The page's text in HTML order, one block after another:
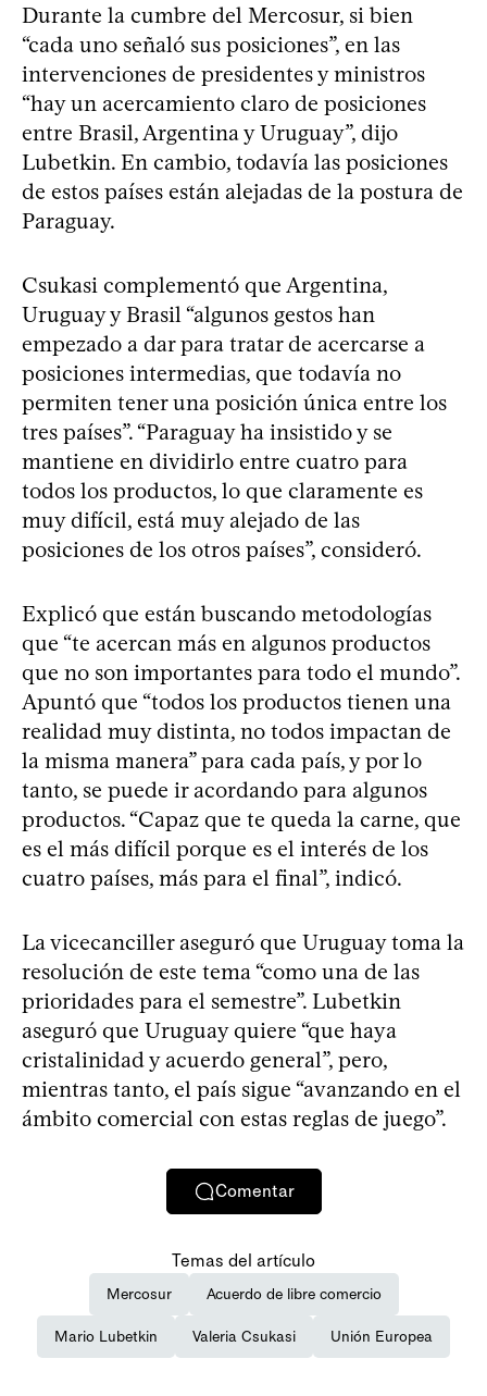
Durante la cumbre del Mercosur, si bien
“cada uno señaló sus posiciones”, en las
intervenciones de presidentes y ministros
“hay un acercamiento claro de posiciones
entre Brasil, Argentina y Uruguay”, dijo
Lubetkin. En cambio, todavía las posiciones
de estos países están alejadas de la postura de
Paraguay.
Csukasi complementó que Argentina,
Uruguay y Brasil “algunos gestos han
empezado a dar para tratar de acercarse a
posiciones intermedias, que todavía no
permiten tener una posición única entre los
tres países”. “Paraguay ha insistido y se
mantiene en dividirlo entre cuatro para
todos los productos, lo que claramente es
muy difícil, está muy alejado de las
posiciones de los otros países”, consideró.
Explicó que están buscando metodologías
que “te acercan más en algunos productos
que no son importantes para todo el mundo”.
Apuntó que “todos los productos tienen una
realidad muy distinta, no todos impactan de
la misma manera” para cada país, y por lo
tanto, se puede ir acordando para algunos
productos. “Capaz que te queda la carne, que
es el más difícil porque es el interés de los
cuatro países, más para el final”, indicó.
La vicecanciller aseguró que Uruguay toma la
resolución de este tema “como una de las
prioridades para el semestre”. Lubetkin
aseguró que Uruguay quiere “que haya
cristalinidad y acuerdo general”, pero,
mientras tanto, el país sigue “avanzando en el
ámbito comercial con estas reglas de juego”.
Comentar
Temas del artículo
Mercosur Acuerdo de libre comercio
Mario Lubetkin Valeria Csukasi Unión Europea